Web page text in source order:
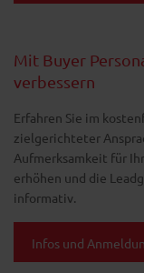
Mit Buyer
verbessern
Erfahren Sie im
zielgerichteter
Aufmerksamkeit für
erhöhen und die
informativ.
Infos und